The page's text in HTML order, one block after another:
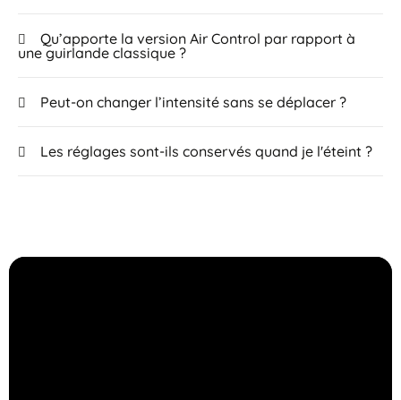
Qu’apporte la version Air Control par rapport à
une guirlande classique ?
Peut-on changer l’intensité sans se déplacer ?
Les réglages sont-ils conservés quand je l'éteint ?